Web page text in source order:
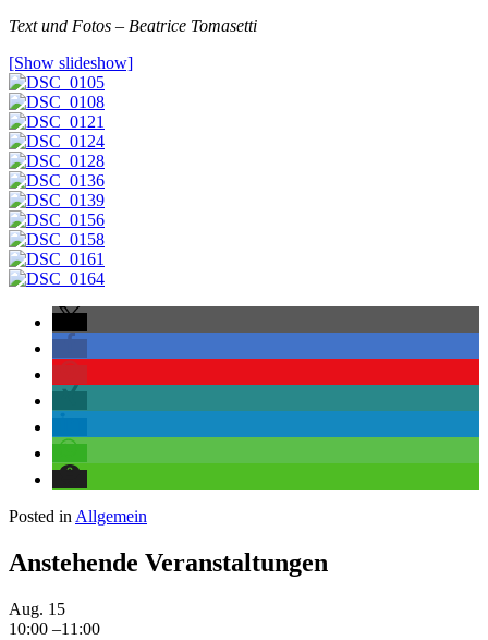
Text und Fotos – Beatrice Tomasetti
[Show slideshow]
Posted in Allgemein
Anstehende Veranstaltungen
Aug. 15
10:00 –11:00